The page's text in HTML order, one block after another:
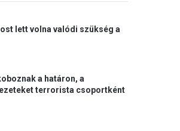
lett volna valódi szükség a
a határon, a
terrorista csoportként